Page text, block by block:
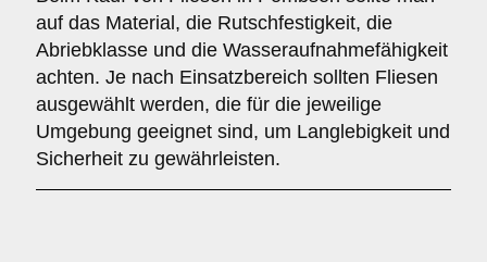
auf das Material, die Rutschfestigkeit, die
Abriebklasse und die Wasseraufnahmefähigkeit
achten. Je nach Einsatzbereich sollten Fliesen
ausgewählt werden, die für die jeweilige
Umgebung geeignet sind, um Langlebigkeit und
Sicherheit zu gewährleisten.